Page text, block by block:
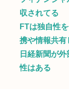
収されてる
FTは独自性
携や情報共有
日経新聞が
性はある